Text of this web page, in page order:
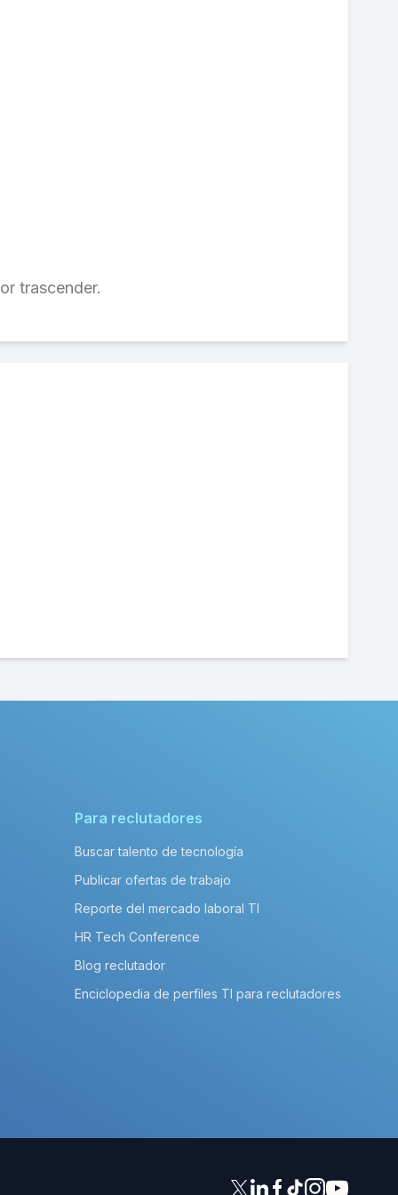
trascender.
Para reclutadores
Buscar talento de tecnología
Publicar ofertas de trabajo
Reporte del mercado laboral TI
HR Tech Conference
Blog reclutador
Enciclopedia de perfiles TI para reclutadores